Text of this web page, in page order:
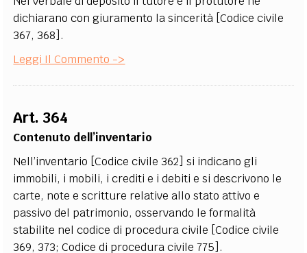
dichiarano con giuramento la sincerità [Codice civile
367, 368].
Leggi Il Commento ->
Art. 364
Contenuto dell’inventario
Nell’inventario [Codice civile 362] si indicano gli
immobili, i mobili, i crediti e i debiti e si descrivono le
carte, note e scritture relative allo stato attivo e
passivo del patrimonio, osservando le formalità
stabilite nel codice di procedura civile [Codice civile
369, 373; Codice di procedura civile 775].